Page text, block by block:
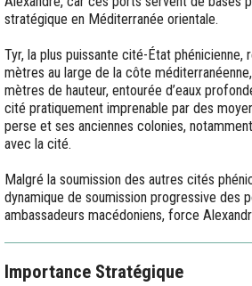
stratégique en Méditerranée orientale.
Tyr, la plus puissante cité-État
mètres au large de la côte
mètres de hauteur, entourée d’eaux
cité pratiquement imprenable par des
perse et ses anciennes colonies,
avec la cité.
Malgré la soumission des autres cités
dynamique de soumission progressive des
ambassadeurs macédoniens, force
Importance Stratégique